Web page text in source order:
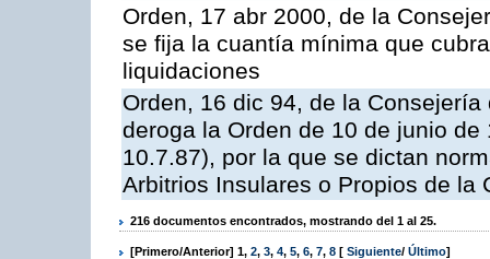
Orden, 17 abr 2000, de la
se fija la cuantía mínima que
liquidaciones
Orden, 16 dic 94, de la
deroga la Orden de 10 de junio
10.7.87), por la que se dictan
Arbitrios Insulares o Propios de la
216 documentos encontrados, mostrando del 1 al 25.
[Primero/Anterior] 1, 2, 3, 4, 5, 6, 7, 8 [ Siguiente/ Último]